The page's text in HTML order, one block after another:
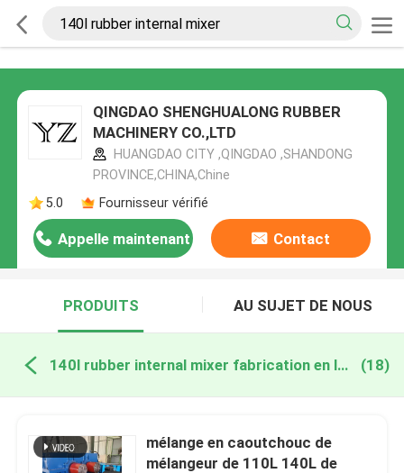
QINGDAO SHENGHUALONG RUBBER
MACHINERY CO.,LTD
HUANGDAO CITY ,QINGDAO ,SHANDONG
PROVINCE,CHINA,Chine
5.0
Fournisseur vérifié
Appelle maintenant Contact
PRODUITS AU SUJET DE NOUS
140l rubber internal mixer fabrication en ligne (18)
mélange en caoutchouc de
mélangeur de 110L 140L de